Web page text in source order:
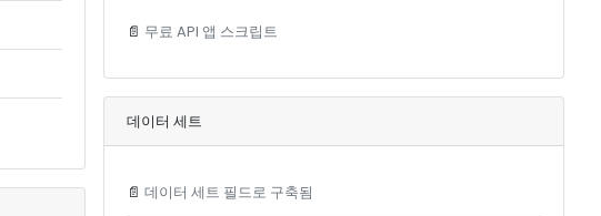
📄 무료 API 앱 스크립트
데이터 세트
📄 데이터 세트 필드로 구축됨